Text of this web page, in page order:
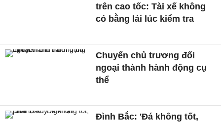
trên cao tốc: Tài xế không
có bằng lái lúc kiểm tra
Chuyển chủ trương đối
ngoại thành hành động cụ
thể
Đình Bắc: 'Đá không tốt,